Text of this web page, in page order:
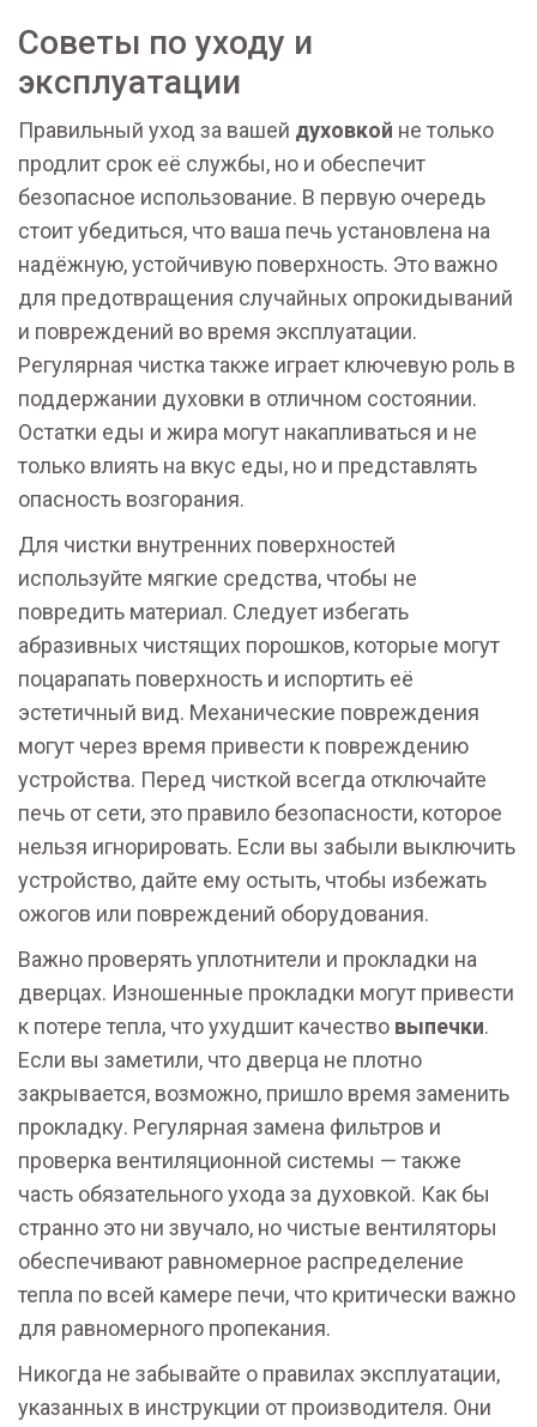
Советы по уходу и
эксплуатации
Правильный уход за вашей духовкой не только
продлит срок её службы, но и обеспечит
безопасное использование. В первую очередь
стоит убедиться, что ваша печь установлена на
надёжную, устойчивую поверхность. Это важно
для предотвращения случайных опрокидываний
и повреждений во время эксплуатации.
Регулярная чистка также играет ключевую роль в
поддержании духовки в отличном состоянии.
Остатки еды и жира могут накапливаться и не
только влиять на вкус еды, но и представлять
опасность возгорания.
Для чистки внутренних поверхностей
используйте мягкие средства, чтобы не
повредить материал. Следует избегать
абразивных чистящих порошков, которые могут
поцарапать поверхность и испортить её
эстетичный вид. Механические повреждения
могут через время привести к повреждению
устройства. Перед чисткой всегда отключайте
печь от сети, это правило безопасности, которое
нельзя игнорировать. Если вы забыли выключить
устройство, дайте ему остыть, чтобы избежать
ожогов или повреждений оборудования.
Важно проверять уплотнители и прокладки на
дверцах. Изношенные прокладки могут привести
к потере тепла, что ухудшит качество выпечки.
Если вы заметили, что дверца не плотно
закрывается, возможно, пришло время заменить
прокладку. Регулярная замена фильтров и
проверка вентиляционной системы — также
часть обязательного ухода за духовкой. Как бы
странно это ни звучало, но чистые вентиляторы
обеспечивают равномерное распределение
тепла по всей камере печи, что критически важно
для равномерного пропекания.
Никогда не забывайте о правилах эксплуатации,
указанных в инструкции от производителя. Они